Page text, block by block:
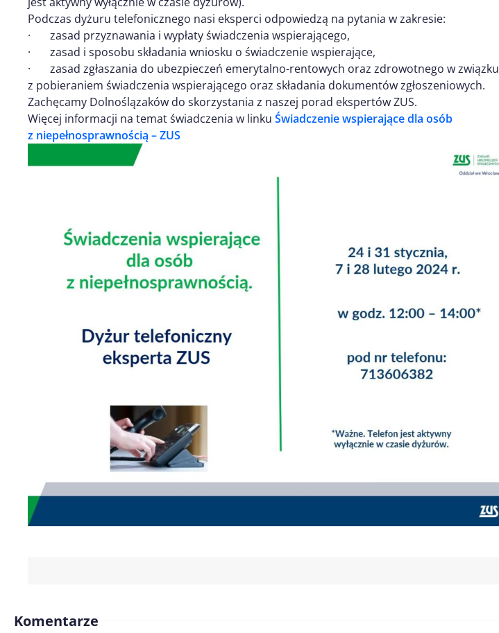
Podczas dyżuru telefonicznego nasi eksperci odpowiedzą na pytania w zakresie:
· zasad przyznawania i wypłaty świadczenia wspierającego,
· zasad i sposobu składania wniosku o świadczenie wspierające,
· zasad zgłaszania do ubezpieczeń emerytalno-rentowych oraz zdrowotnego w związku
z pobieraniem świadczenia wspierającego oraz składania dokumentów zgłoszeniowych.
Zachęcamy Dolnoślązaków do skorzystania z naszej porad ekspertów ZUS.
Więcej informacji na temat świadczenia w linku Świadczenie wspierające dla osób
z niepełnosprawnością – ZUS
Komentarze